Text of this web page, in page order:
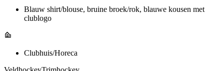
Blauw shirt/blouse, bruine broek/rok, blauwe kousen met
clublogo
Clubhuis/Horeca